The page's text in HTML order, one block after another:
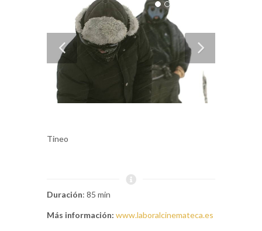
Tineo
Duración: 85 min
Más información: www.laboralcinemateca.es